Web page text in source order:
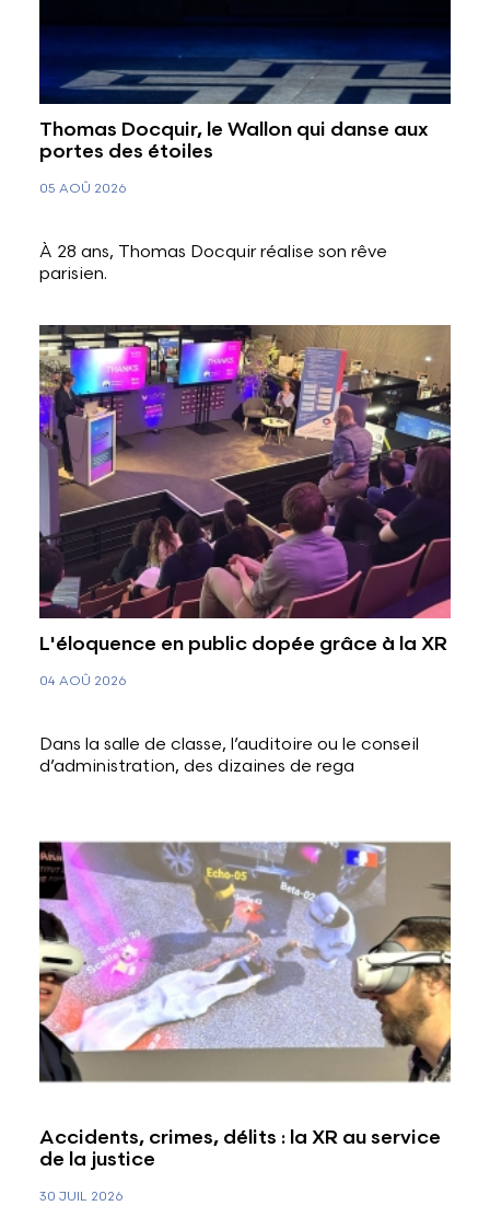
Thomas Docquir, le Wallon qui danse aux
portes des étoiles
05 AOÛ 2026
À 28 ans, Thomas Docquir réalise son rêve
parisien.
L'éloquence en public dopée grâce à la XR
04 AOÛ 2026
Dans la salle de classe, l’auditoire ou le conseil
d’administration, des dizaines de rega
Accidents, crimes, délits : la XR au service
de la justice
30 JUIL 2026